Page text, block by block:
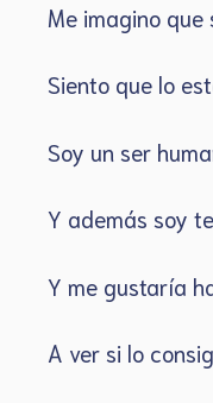
Me imagino
Siento que lo
Soy un ser
Y además soy
Y me gustaría
A ver si lo